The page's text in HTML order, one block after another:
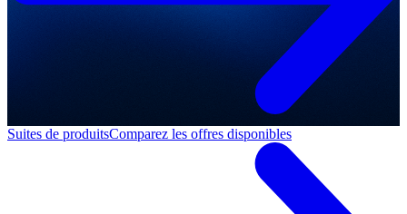
Suites de produitsComparez les offres disponibles